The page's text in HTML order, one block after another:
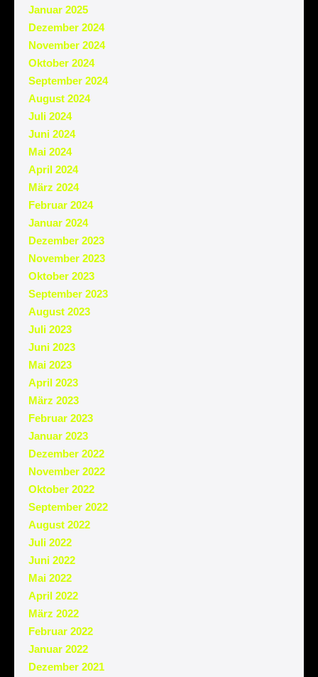
Januar 2025
Dezember 2024
November 2024
Oktober 2024
September 2024
August 2024
Juli 2024
Juni 2024
Mai 2024
April 2024
März 2024
Februar 2024
Januar 2024
Dezember 2023
November 2023
Oktober 2023
September 2023
August 2023
Juli 2023
Juni 2023
Mai 2023
April 2023
März 2023
Februar 2023
Januar 2023
Dezember 2022
November 2022
Oktober 2022
September 2022
August 2022
Juli 2022
Juni 2022
Mai 2022
April 2022
März 2022
Februar 2022
Januar 2022
Dezember 2021